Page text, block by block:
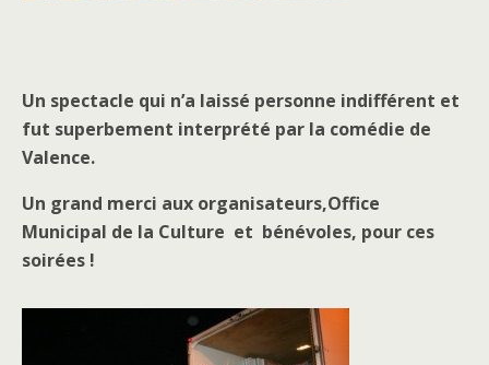
Un spectacle qui n’a laissé personne indifférent et
fut superbement interprété par la comédie de
Valence.
Un grand merci aux organisateurs,Office
Municipal de la Culture et bénévoles, pour ces
soirées !